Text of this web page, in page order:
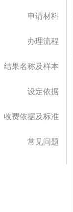
申请材料
办理流程
结果名称及样本
设定依据
收费依据及标准
常见问题